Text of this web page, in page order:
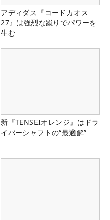
アディダス『コードカオス
27』は強烈な蹴りでパワーを
生む
新『TENSEIオレンジ』はドラ
イバーシャフトの“最適解”